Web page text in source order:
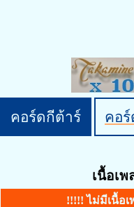
คอร์ดกีต้าร์ คอร์
เนื้อเพ
!!!!! ไม่มีเนื้อเ